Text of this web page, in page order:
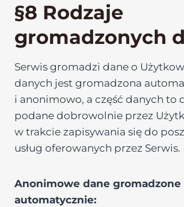
§8 Rodzaje
gromadzonych
Serwis gromadzi dane o
danych jest gromadzona
i anonimowo, a część danych to
podane dobrowolnie przez
w trakcie zapisywania się do
usług oferowanych przez Serwis.
Anonimowe dane gromadzone
automatycznie: